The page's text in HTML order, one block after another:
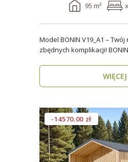
95 m²
Model BONIN V19_A1 –
zbędnych komplikacji! BONIN V19_A1 to
WIĘCEJ
-14570.00 zł